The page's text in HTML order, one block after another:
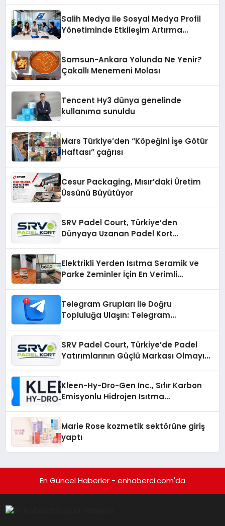
Salih Medya ile Sosyal Medya Profil
Yönetiminde Etkileşim Artırma
Samsun-Ankara Yolunda Ne Yenir?
Çakallı Menemeni Molası
Tencent Hy3 dünya genelinde
kullanıma sunuldu
Mars Türkiye’den “Köpeğini İşe Götür
Haftası” çağrısı
Cesur Packaging, Mısır’daki Üretim
Üssünü Büyütüyor
SRV Padel Court, Türkiye’den
Dünyaya Uzanan Padel Kort
Elektrikli Yerden Isıtma Seramik ve
Parke Zeminler İçin En Verimli
Telegram Grupları ile Doğru
Topluluğa Ulaşın: Telegram
SRV Padel Court, Türkiye’de Padel
Yatırımlarının Güçlü Markası Olmayı
Kleen-Hy-Dro-Gen Inc., Sıfır Karbon
Emisyonlu Hidrojen Isıtma
Marie Rose kozmetik sektörüne giriş
yaptı
En Güncel Haberler - enhaberci.com'da